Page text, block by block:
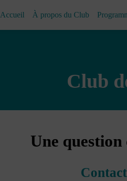
Accueil À propos du Club
Club
Une